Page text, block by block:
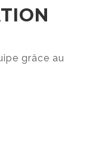
grâce au